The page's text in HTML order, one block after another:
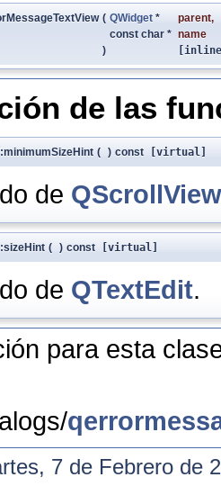
( QWidget * parent,
const char * name
)
de las
( ) const [virtual]
de QScrollView
( ) const [virtual]
de QTextEdit.
para esta
7 de Febrero de